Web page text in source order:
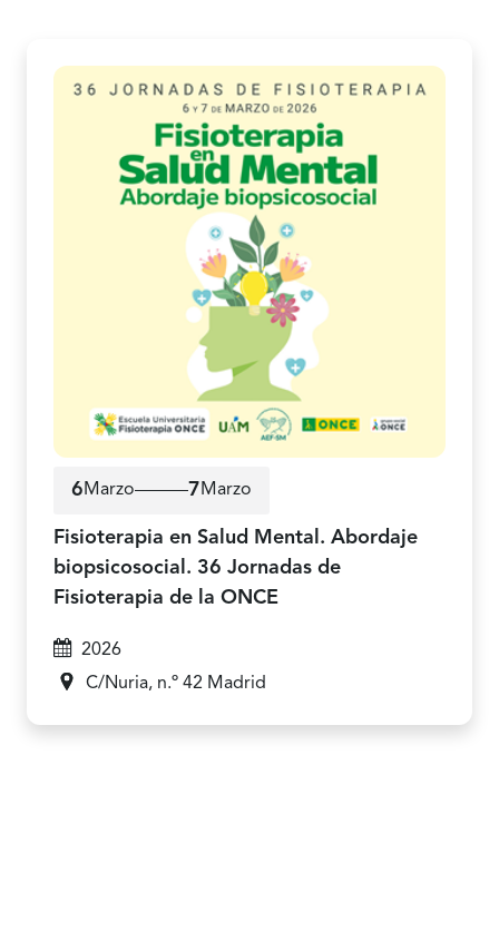
6Marzo 7Marzo
Fisioterapia en Salud Mental. Abordaje
biopsicosocial. 36 Jornadas de
Fisioterapia de la ONCE
2026
C/Nuria, n.º 42 Madrid